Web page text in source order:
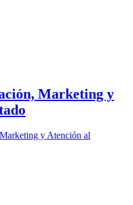
Marketing y
y Atención al